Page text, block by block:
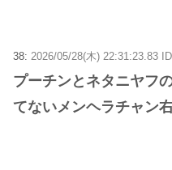
38: 2026/05/28(木) 22:31:23.83
プーチンとネタニヤフ
てないメンヘラチャン